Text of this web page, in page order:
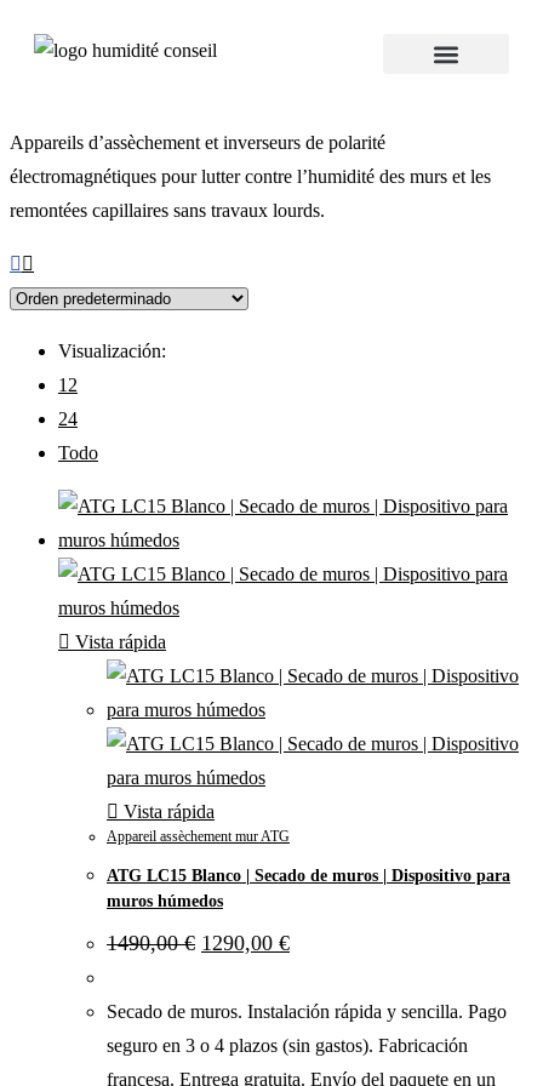
Appareils d’assèchement et inverseurs de polarité
électromagnétiques pour lutter contre l’humidité des murs et les
remontées capillaires sans travaux lourds.
Visualización:
12
24
Todo
Vista rápida
Vista rápida
Appareil assèchement mur ATG
ATG LC15 Blanco | Secado de muros | Dispositivo para
muros húmedos
1490,00€ 1290,00 €
Secado de muros. Instalación rápida y sencilla. Pago
seguro en 3 o 4 plazos (sin gastos). Fabricación
francesa. Entrega gratuita. Envío del paquete en un